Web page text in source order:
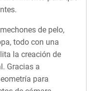
de pelo,
todo con una
la creación de
Gracias a
para